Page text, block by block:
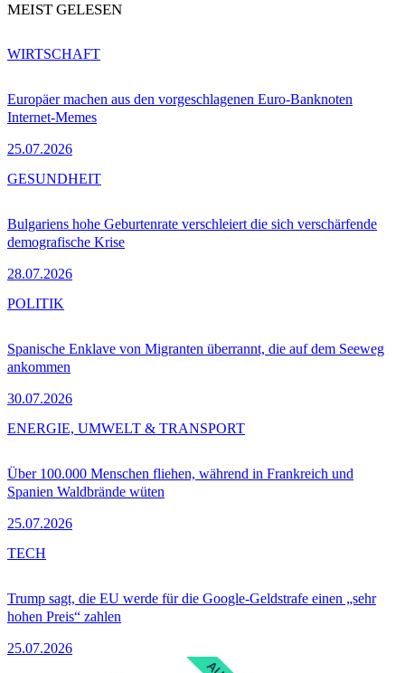
MEIST GELESEN
Europäer machen aus den vorgeschlagenen Euro-Banknoten
Internet-Memes
25.07.2026
WIRTSCHAFT
Bulgariens hohe Geburtenrate verschleiert die sich verschärfende
demografische Krise
28.07.2026
GESUNDHEIT
Spanische Enklave von Migranten überrannt, die auf dem Seeweg
ankommen
30.07.2026
POLITIK
Über 100.000 Menschen fliehen, während in Frankreich und
Spanien Waldbrände wüten
25.07.2026
ENERGIE, UMWELT & TRANSPORT
Trump sagt, die EU werde für die Google-Geldstrafe einen „sehr
hohen Preis“ zahlen
25.07.2026
TECH